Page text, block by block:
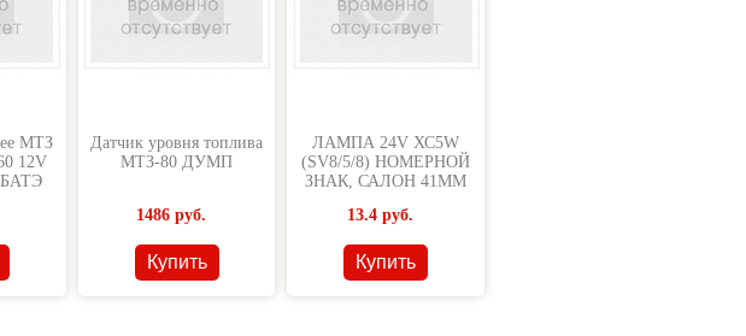
МТЗ
12V
БАТЭ
Датчик уровня топлива
МТЗ-80 ДУМП
1486 руб.
Купить
ЛАМПА 24V ХС5W
(SV8/5/8) НОМЕРНОЙ
ЗНАК, САЛОН 41ММ
13.4 руб.
Купить